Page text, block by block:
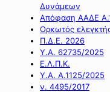
Δυνάμεων
Απόφαση ΑΑΔΕ
Ορκωτός
Π.Δ.Ε. 2026
Υ.Α. 62735/2025
Ε.Λ.Π.Κ.
Υ.Α. Α.1125/2025
ν. 4495/2017